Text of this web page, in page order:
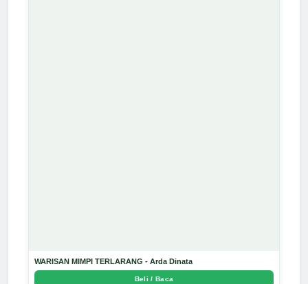
WARISAN MIMPI TERLARANG - Arda Dinata
Beli / Baca